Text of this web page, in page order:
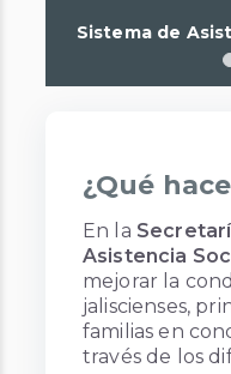
En Jalisco
¿Qué
En la
Asistencia
mejorar la
jaliscienses,
familias en
través de los